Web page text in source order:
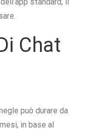
Chat
può durare da
in base al